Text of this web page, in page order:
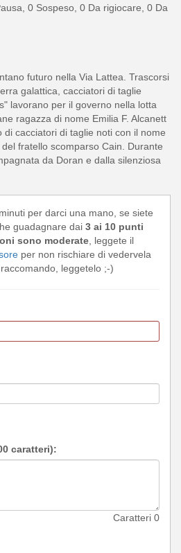
0 Sospeso, 0 Da rigiocare, 0 Da
futuro nella Via Lattea. Trascorsi
galattica, cacciatori di taglie
lavorano per il governo nella lotta
ragazza di nome Emilia F. Alcanett
cacciatori di taglie noti con il nome
fratello scomparso Cain. Durante
da Doran e dalla silenziosa
per darci una mano, se siete
guadagnare dai 3 ai 10 punti
sono moderate , leggete il
per non rischiare di vedervela
leggetelo ;-)
caratteri):
Caratteri 0